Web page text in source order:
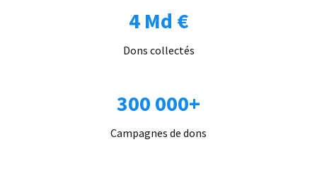
4 Md €
Dons collectés
300 000+
Campagnes de dons